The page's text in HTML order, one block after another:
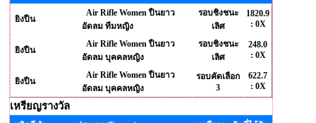
ยิงปืน
Air Rifle Women ปืนยาว
อัดลม ทีมหญิง
รอบชิงชนะ
เลิศ
1820.9
: 0X
ยิงปืน
Air Rifle Women ปืนยาว
อัดลม บุคคลหญิง
รอบชิงชนะ
เลิศ
248.0
: 0X
ยิงปืน
Air Rifle Women ปืนยาว
อัดลม บุคคลหญิง
รอบคัดเลือก
3
622.7
: 0X
เหรียญรางวัล